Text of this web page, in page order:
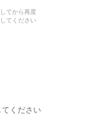
てから再度
てください
ください